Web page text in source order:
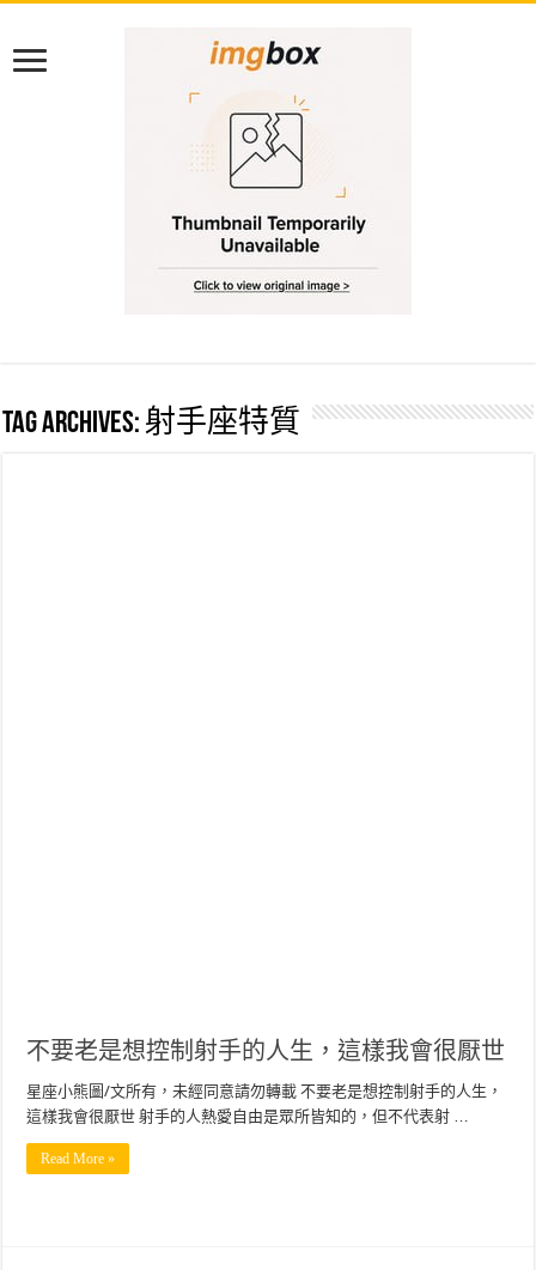
Tag Archives: 射手座特質
不要老是想控制射手的人生，這樣我會很厭世
星座小熊圖/文所有，未經同意請勿轉載 不要老是想控制射手的人生，
這樣我會很厭世 射手的人熱愛自由是眾所皆知的，但不代表射 …
Read More »